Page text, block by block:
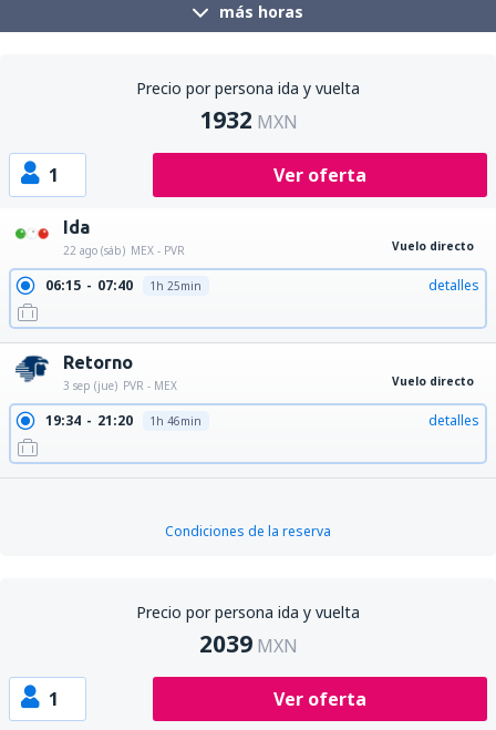
más horas
Precio por persona ida y vuelta
1932 MXN
1 Ver oferta
Ida
22 ago (sáb) MEX - PVR Vuelo directo
06:15 07:40 1h 25min detalles
Retorno
3 sep (jue) PVR - MEX Vuelo directo
19:34 21:20 1h 46min detalles
Condiciones de la reserva
Precio por persona ida y vuelta
2039 MXN
1 Ver oferta